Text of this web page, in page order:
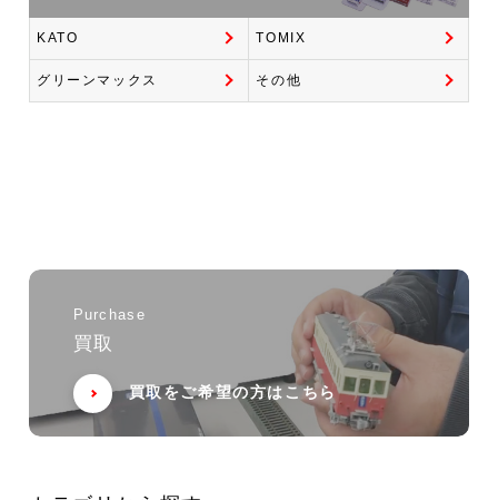
KATO TOMIX
グリーンマックス その他
Purchase
買取
買取をご希望の方はこちら